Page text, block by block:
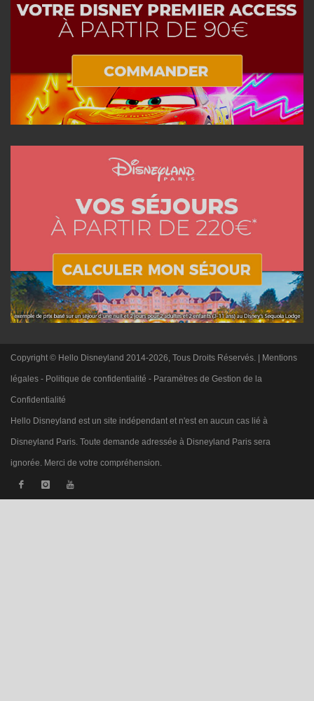
Copyright © Hello Disneyland 2014-2026, Tous Droits Réservés. | Mentions
légales - Politique de confidentialité - Paramètres de Gestion de la
Confidentialité
Hello Disneyland est un site indépendant et n'est en aucun cas lié à
Disneyland Paris. Toute demande adressée à Disneyland Paris sera
ignorée. Merci de votre compréhension.